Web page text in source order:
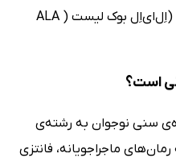
چنین بود- زنده و جذاب است. (اِل‌ای‌اِل بوک لیست ( ALA
است؟
سنی نوجوان به رشته‌ی
ماجراجویانه، فانتزی